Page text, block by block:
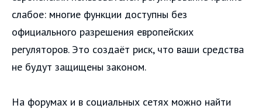
слабое: многие функции доступны без
официального разрешения европейских
регуляторов. Это создаёт риск, что ваши средства
не будут защищены законом.
На форумах и в социальных сетях можно найти